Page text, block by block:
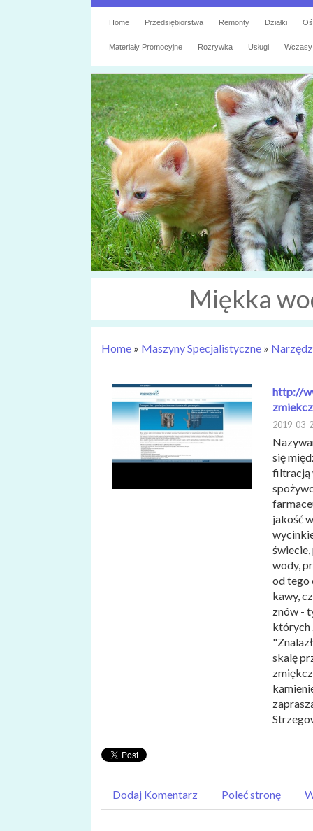
Home Przedsiębiorstwa Remonty Działki
Materiały Promocyjne Rozrywka Usługi Wczasy
Miękka
Home » Maszyny Specjalistyczne »
http://
2019-03-
się
filtracją
jakość
wody,
od tego
kawy,
znów -
których
skalę
Dodaj Komentarz Poleć stronę